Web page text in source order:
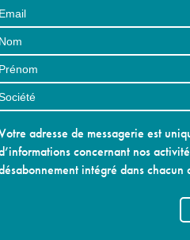
adresse de messagerie est
concernant nos
intégré dans chacun